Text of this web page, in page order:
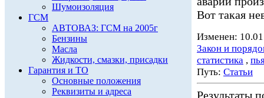
Шумоизоляция
ГСМ
АВТОВАЗ: ГСМ на 2005г
Бензины
Масла
Жидкости, смазки, присадки
Гарантия и ТО
Основные положения
Реквизиты и адреса
Вот такая
Изменен:
Закон и
статистика ,
Путь: Статьи
Результаты